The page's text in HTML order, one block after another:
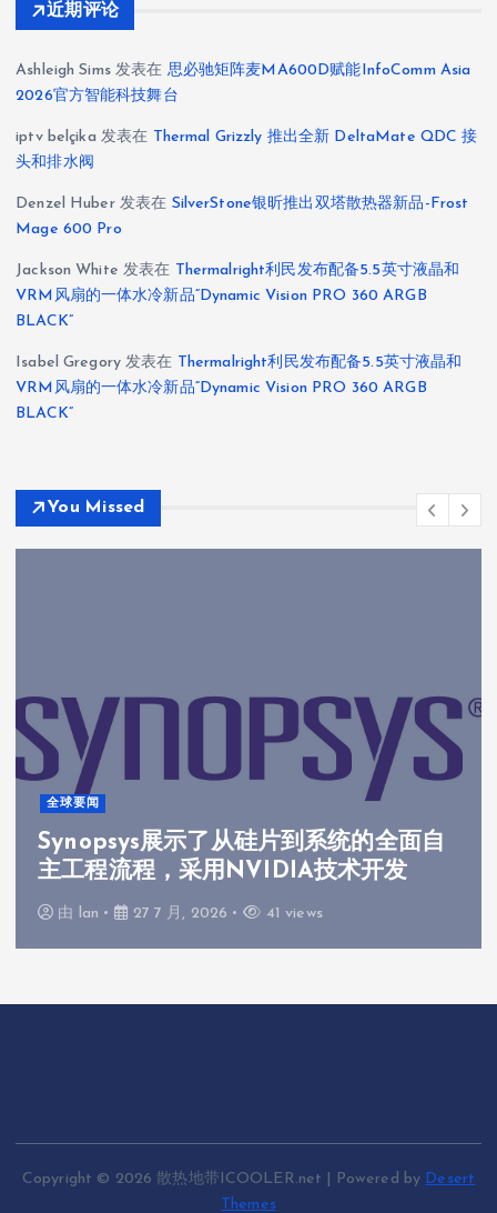
近期评论
Ashleigh Sims发表在 思必驰矩阵麦MA600D赋能InfoComm Asia
2026官方智能科技舞台
iptv belçika 发表在 Thermal Grizzly 推出全新 DeltaMate QDC 接
头和排水阀
Denzel Huber发表在 SilverStone银昕推出双塔散热器新品-Frost
Mage 600 Pro
Jackson White 发表在 Thermalright利民发布配备5.5英寸液晶和
VRM风扇的一体水冷新品“Dynamic Vision PRO 360 ARGB
BLACK”
Isabel Gregory 发表在 Thermalright利民发布配备5.5英寸液晶和
VRM风扇的一体水冷新品“Dynamic Vision PRO 360 ARGB
BLACK”
You Missed
全球要闻
Synopsys展示了从硅片到系统的全面自
主工程流程，采用NVIDIA技术开发
由 lan 27 7 月, 2026 41 views
Copyright © 2026 散热地带ICOOLER.net | Powered by Desert
Themes